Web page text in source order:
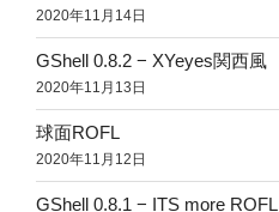
2020年11月14日
GShell 0.8.2 − XYeyes関西風
2020年11月13日
球面ROFL
2020年11月12日
GShell 0.8.1 − ITS more ROFL